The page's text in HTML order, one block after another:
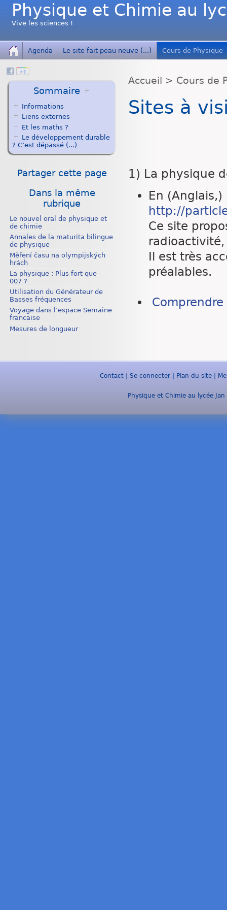
Physique et Chimie au
Vive les sciences !
Agenda Le site fait peau neuve (...) Cours de Physique
Accueil > Cours de
Sites à
1) La physique
En (Anglais,)
http://
Ce site
Il est très
préalables.
Sommaire
Informations
Liens externes
Et les maths ?
Le développement durable
? C’est dépassé (...)
Partager cette page
Dans la même
rubrique
Le nouvel oral de physique et
de chimie
Annales de la maturita bilingue
de physique
Měření času na olympijských
hrách
La physique : Plus fort que
007 ?
Utilisation du Générateur de
Basses fréquences
Voyage dans l’espace Semaine
francaise
Mesures de longueur
Contact | Se connecter | Plan du site |
Physique et Chimie au lycée